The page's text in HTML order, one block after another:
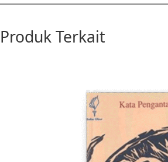
Produk Terkait